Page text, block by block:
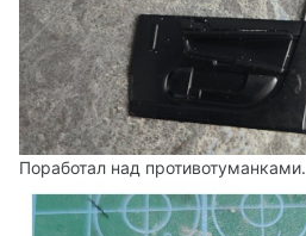
Поработал над противотуманками.